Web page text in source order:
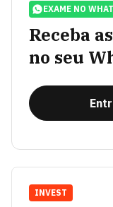
EXAME NO
Receba
no seu
INVEST